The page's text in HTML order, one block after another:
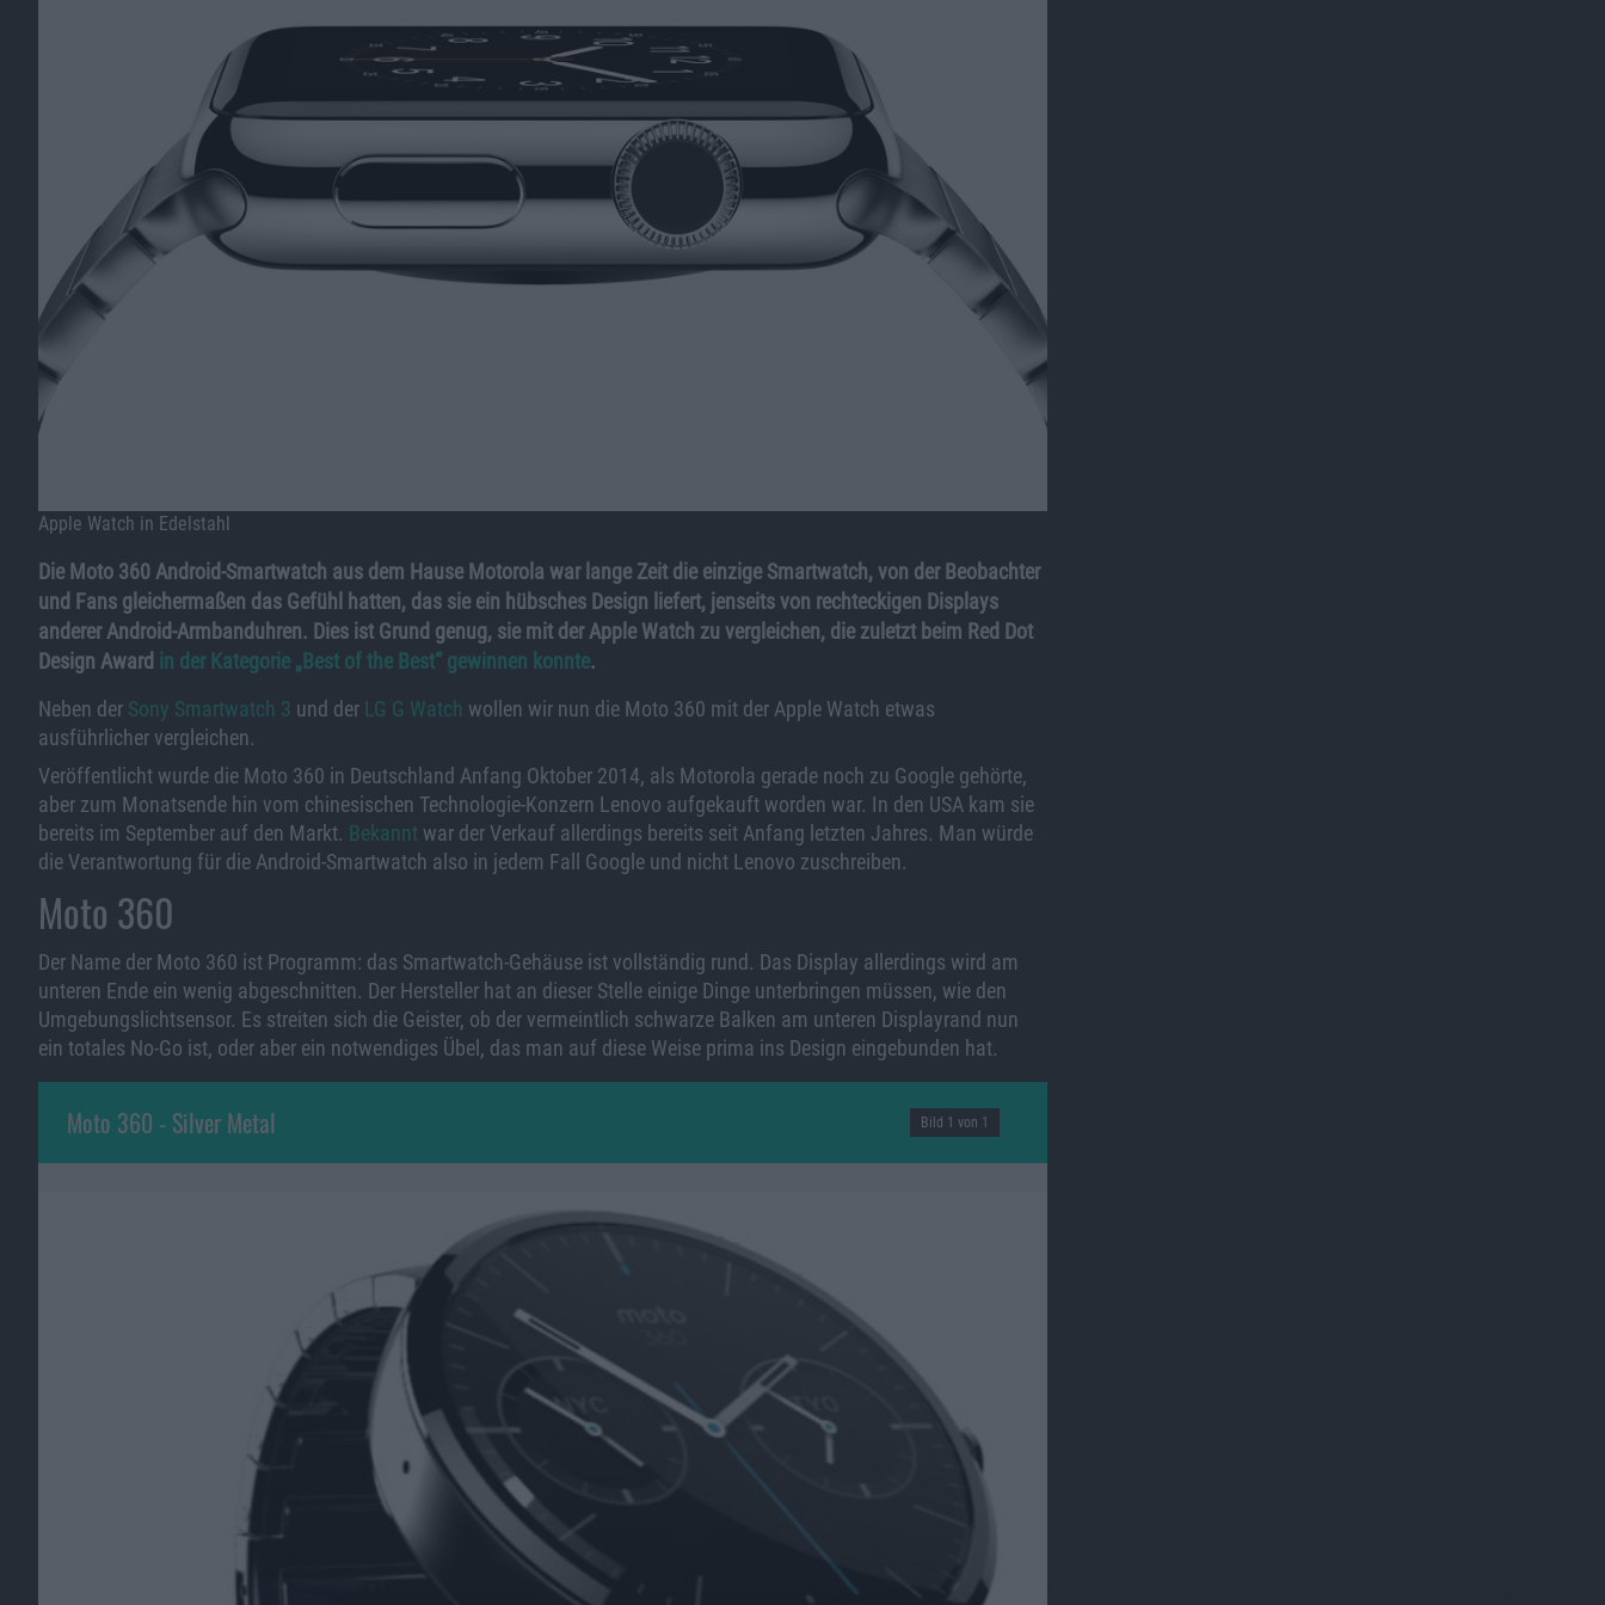
Apple Watch in Edelstahl
Die Moto 360 Android-Smartwatch aus dem Hause Motorola war lange Zeit die einzige Smartwatch, von der Beobachter
und Fans gleichermaßen das Gefühl hatten, das sie ein hübsches Design liefert, jenseits von rechteckigen Displays
anderer Android-Armbanduhren. Dies ist Grund genug, sie mit der Apple Watch zu vergleichen, die zuletzt beim Red Dot
Design Award in der Kategorie „Best of the Best“ gewinnen konnte.
Neben der Sony Smartwatch 3 und der LG G Watch wollen wir nun die Moto 360 mit der Apple Watch etwas
ausführlicher vergleichen.
Veröffentlicht wurde die Moto 360 in Deutschland Anfang Oktober 2014, als Motorola gerade noch zu Google gehörte,
aber zum Monatsende hin vom chinesischen Technologie-Konzern Lenovo aufgekauft worden war. In den USA kam sie
bereits im September auf den Markt. Bekannt war der Verkauf allerdings bereits seit Anfang letzten Jahres. Man würde
die Verantwortung für die Android-Smartwatch also in jedem Fall Google und nicht Lenovo zuschreiben.
Moto 360
Der Name der Moto 360 ist Programm: das Smartwatch-Gehäuse ist vollständig rund. Das Display allerdings wird am
unteren Ende ein wenig abgeschnitten. Der Hersteller hat an dieser Stelle einige Dinge unterbringen müssen, wie den
Umgebungslichtsensor. Es streiten sich die Geister, ob der vermeintlich schwarze Balken am unteren Displayrand nun
ein totales No-Go ist, oder aber ein notwendiges Übel, das man auf diese Weise prima ins Design eingebunden hat.
Moto 360 - Silver Metal Bild 1 von 1